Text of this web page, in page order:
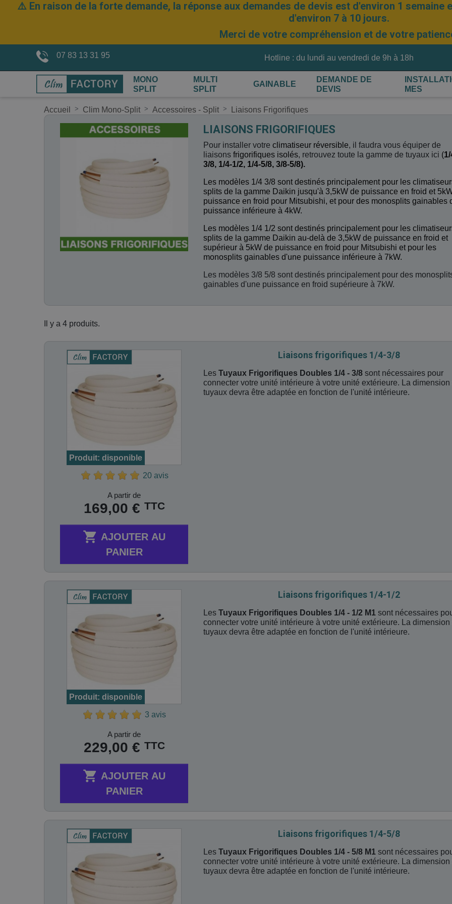
⚠️ En raison de la forte demande, la réponse aux demandes de devis est d'environ 1
d'environ 7 à 10 jours.
Merci de votre compréhension et de votre
07 83 13 31 95 Hotline : du lundi au vendredi de 9h à 18h
MONO
SPLIT
MULTI
SPLIT
GAINABLE
DEMANDE DE
DEVIS
MES
Accueil Clim Mono-Split Accessoires - Split Liaisons Frigorifiques
LIAISONS FRIGORIFIQUES
Pour installer votre climatiseur réversible, il faudra vous équiper de
liaisons frigorifiques isolés, retrouvez toute la gamme de tuyaux ici (
3/8, 1/4-1/2, 1/4-5/8, 3/8-5/8).
Les modèles 1/4 3/8 sont destinés principalement pour les
splits de la gamme Daikin jusqu'à 3,5kW de puissance en froid et
puissance en froid pour Mitsubishi, et pour des monosplits gainables
puissance inférieure à 4kW.
Les modèles 1/4 1/2 sont destinés principalement pour les
splits de la gamme Daikin au-delà de 3,5kW de puissance en froid et
supérieur à 5kW de puissance en froid pour Mitsubishi et pour les
monosplits gainables d'une puissance inférieure à 7kW.
Les modèles 3/8 5/8 sont destinés principalement pour des
gainables d'une puissance en froid supérieure à 7kW.
Il y a 4 produits.
Produit: disponible
20 avis
A partir de
169,00 € TTC

PANIER
Liaisons frigorifiques 1/4-3/8
Les Tuyaux Frigorifiques Doubles 1/4 - 3/8 sont nécessaires pour
connecter votre unité intérieure à votre unité extérieure. La dimension
tuyaux devra être adaptée en fonction de l'unité intérieure.
Produit: disponible
3 avis
A partir de
229,00 € TTC

PANIER
Liaisons frigorifiques 1/4-1/2
Les Tuyaux Frigorifiques Doubles 1/4 - 1/2 M1 sont nécessaires
connecter votre unité intérieure à votre unité extérieure. La dimension
tuyaux devra être adaptée en fonction de l'unité intérieure.
Liaisons frigorifiques 1/4-5/8
Les Tuyaux Frigorifiques Doubles 1/4 - 5/8 M1 sont nécessaires
connecter votre unité intérieure à votre unité extérieure. La dimension
tuyaux devra être adaptée en fonction de l'unité intérieure.